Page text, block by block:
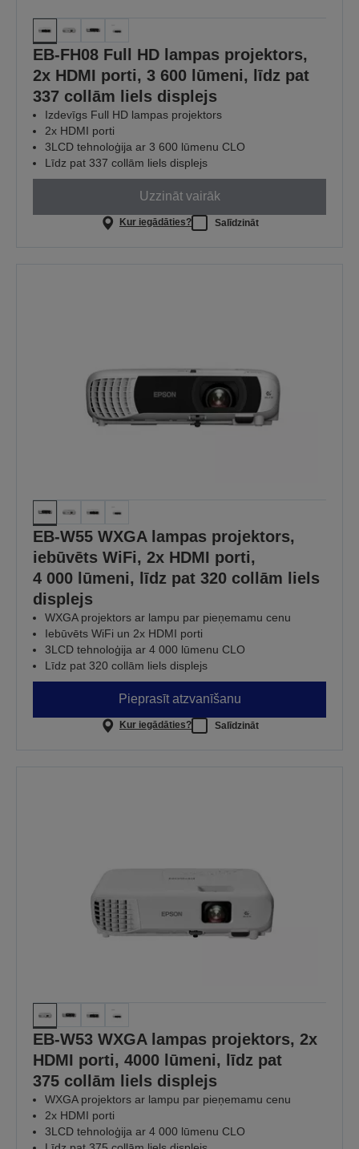
EB-FH08 Full HD lampas projektors,
2x HDMI porti, 3 600 lūmeni, līdz pat
337 collām liels displejs
Izdevīgs Full HD lampas projektors
2x HDMI porti
3LCD tehnoloģija ar 3 600 lūmenu CLO
Līdz pat 337 collām liels displejs
Uzzināt vairāk
Kur iegādāties? Salīdzināt
EB-W55 WXGA lampas projektors,
iebūvēts WiFi, 2x HDMI porti,
4 000 lūmeni, līdz pat 320 collām liels
displejs
WXGA projektors ar lampu par pieņemamu cenu
Iebūvēts WiFi un 2x HDMI porti
3LCD tehnoloģija ar 4 000 lūmenu CLO
Līdz pat 320 collām liels displejs
Pieprasīt atzvanīšanu
Kur iegādāties? Salīdzināt
EB-W53 WXGA lampas projektors, 2x
HDMI porti, 4000 lūmeni, līdz pat
375 collām liels displejs
WXGA projektors ar lampu par pieņemamu cenu
2x HDMI porti
3LCD tehnoloģija ar 4 000 lūmenu CLO